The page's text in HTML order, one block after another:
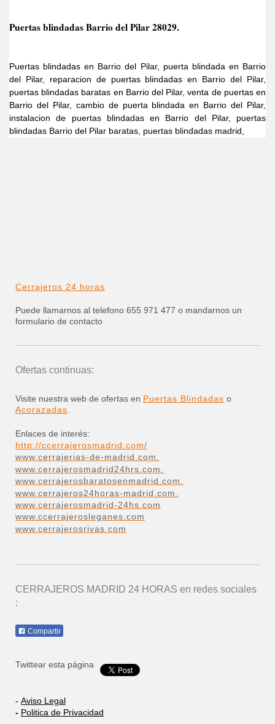
Puertas blindadas Barrio del Pilar 28029.
Puertas blindadas en Barrio del Pilar, puerta blindada en Barrio
del Pilar, reparacion de puertas blindadas en Barrio del Pilar,
puertas blindadas baratas en Barrio del Pilar, venta de puertas en
Barrio del Pilar, cambio de puerta blindada en Barrio del Pilar,
instalacion de puertas blindadas en Barrio del Pilar, puertas
blindadas Barrio del Pilar baratas, puertas blindadas madrid,
Cerrajeros 24 horas
Puede llamarnos al telefono 655 971 477 o mandarnos un
formulario de contacto
Ofertas continuas:
Visite nuestra web de ofertas en Puertas Blindadas o
Acorazadas
Enlaces de interés:
http://ccerrajerosmadrid.com/
www.cerrajerias-de-madrid.com.
www.cerrajerosmadrid24hrs.com.
www.cerrajerosbaratosenmadrid.com.
www.cerrajeros24horas-madrid.com.
www.cerrajerosmadrid-24hs.com
www.ccerrajerosleganes.com
www.cerrajerosrivas.com
CERRAJEROS MADRID 24 HORAS en redes sociales
:
Compartir
Twittear esta página
- Aviso Legal
- Politica de Privacidad